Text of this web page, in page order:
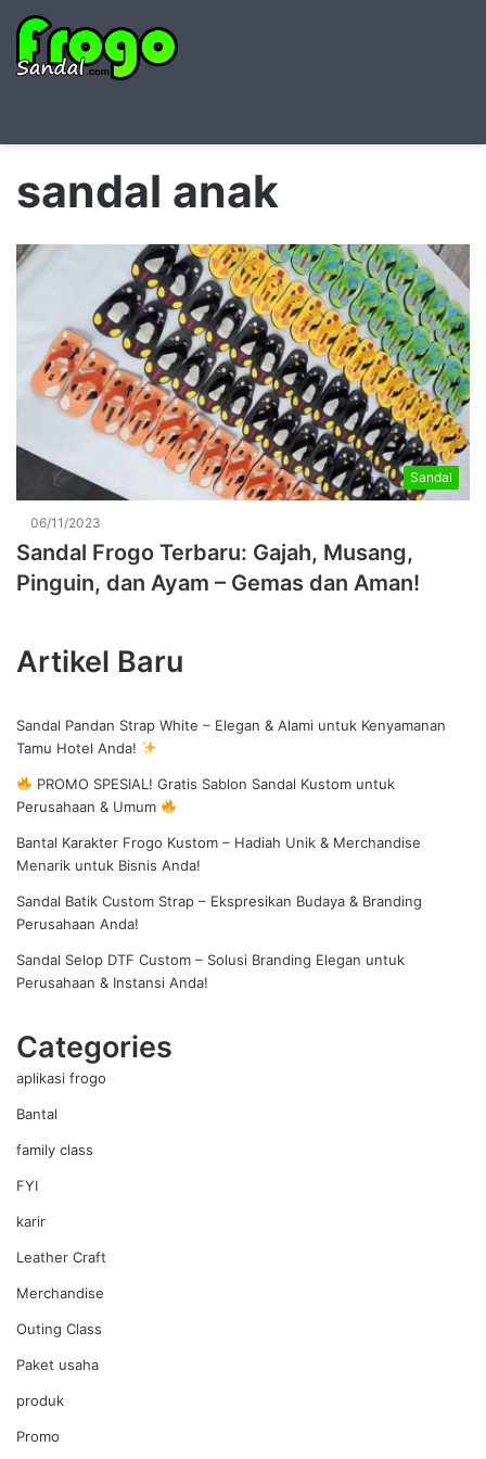
for
sandal anak
Sandal
06/11/2023
Sandal Frogo Terbaru: Gajah, Musang,
Pinguin, dan Ayam – Gemas dan Aman!
Artikel Baru
Sandal Pandan Strap White – Elegan & Alami untuk Kenyamanan
Tamu Hotel Anda!
PROMO SPESIAL! Gratis Sablon Sandal Kustom untuk
Perusahaan & Umum
Bantal Karakter Frogo Kustom – Hadiah Unik & Merchandise
Menarik untuk Bisnis Anda!
Sandal Batik Custom Strap – Ekspresikan Budaya & Branding
Perusahaan Anda!
Sandal Selop DTF Custom – Solusi Branding Elegan untuk
Perusahaan & Instansi Anda!
Categories
aplikasi frogo
Bantal
family class
FYI
karir
Leather Craft
Merchandise
Outing Class
Paket usaha
produk
Promo